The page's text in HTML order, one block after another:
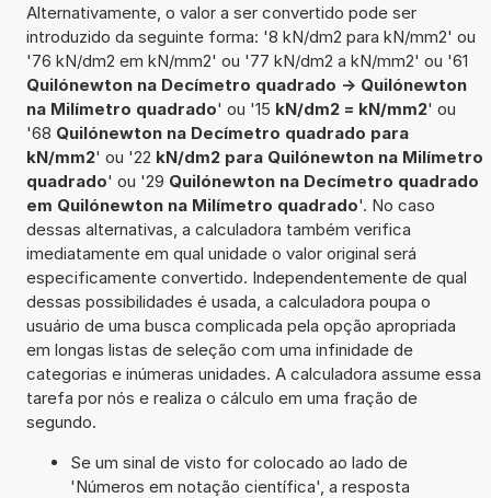
Alternativamente, o valor a ser convertido pode ser
introduzido da seguinte forma: '8 kN/dm2 para kN/mm2' ou
'76 kN/dm2 em kN/mm2' ou '77 kN/dm2 a kN/mm2' ou '61
Quilónewton na Decímetro quadrado -> Quilónewton
na Milímetro quadrado' ou '15 kN/dm2 = kN/mm2' ou
'68 Quilónewton na Decímetro quadrado para
kN/mm2' ou '22 kN/dm2 para Quilónewton na Milímetro
quadrado' ou '29 Quilónewton na Decímetro quadrado
em Quilónewton na Milímetro quadrado'. No caso
dessas alternativas, a calculadora também verifica
imediatamente em qual unidade o valor original será
especificamente convertido. Independentemente de qual
dessas possibilidades é usada, a calculadora poupa o
usuário de uma busca complicada pela opção apropriada
em longas listas de seleção com uma infinidade de
categorias e inúmeras unidades. A calculadora assume essa
tarefa por nós e realiza o cálculo em uma fração de
segundo.
Se um sinal de visto for colocado ao lado de
'Números em notação científica', a resposta